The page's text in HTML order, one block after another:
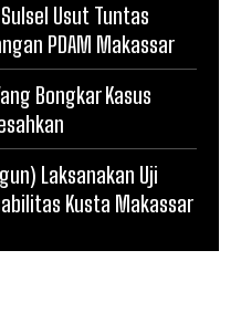
Usut Tuntas
PDAM Makassar
Bongkar Kasus
Laksanakan Uji
Kusta Makassar